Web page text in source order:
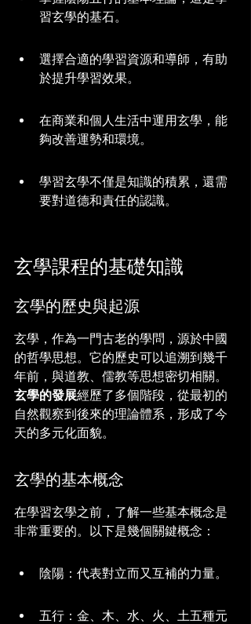
習玄學的基石。
選擇合適的學習資源和導師，有助
於提升學習效果。
在商業和個人生活中運用玄學，能
夠改善運勢和環境。
學習玄學不僅是知識的積累，還需
要對道德和責任的認識。
玄學課程的基礎知識
玄學的歷史與起源
玄學，作為一門古老的學問，源於中國
的哲學思想。它的歷史可以追溯到幾千
年前，與道教、儒教等思想密切相關。
玄學的發展經歷了多個階段，從最初的
自然觀察到後來的理論體系，形成了今
天的多元化面貌。
玄學的基本概念
在學習玄學之前，了解一些基本概念是
非常重要的。以下是幾個關鍵概念：
陰陽：代表對立而又互補的力量。
五行：金、木、水、火、土五種元